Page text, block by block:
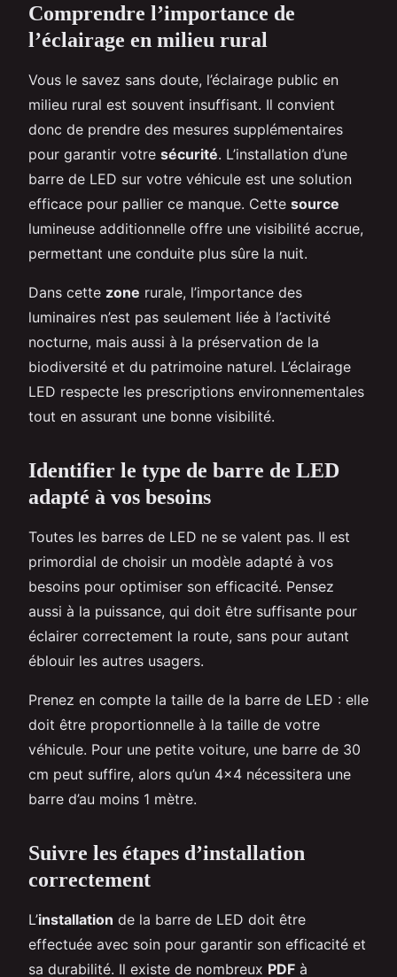
Comprendre l’importance de
l’éclairage en milieu rural
Vous le savez sans doute, l’éclairage public en
milieu rural est souvent insuffisant. Il convient
donc de prendre des mesures supplémentaires
pour garantir votre sécurité. L’installation d’une
barre de LED sur votre véhicule est une solution
efficace pour pallier ce manque. Cette source
lumineuse additionnelle offre une visibilité accrue,
permettant une conduite plus sûre la nuit.
Dans cette zone rurale, l’importance des
luminaires n’est pas seulement liée à l’activité
nocturne, mais aussi à la préservation de la
biodiversité et du patrimoine naturel. L’éclairage
LED respecte les prescriptions environnementales
tout en assurant une bonne visibilité.
Identifier le type de barre de LED
adapté à vos besoins
Toutes les barres de LED ne se valent pas. Il est
primordial de choisir un modèle adapté à vos
besoins pour optimiser son efficacité. Pensez
aussi à la puissance, qui doit être suffisante pour
éclairer correctement la route, sans pour autant
éblouir les autres usagers.
Prenez en compte la taille de la barre de LED : elle
doit être proportionnelle à la taille de votre
véhicule. Pour une petite voiture, une barre de 30
cm peut suffire, alors qu’un 4×4 nécessitera une
barre d’au moins 1 mètre.
Suivre les étapes d’installation
correctement
L’installation de la barre de LED doit être
effectuée avec soin pour garantir son efficacité et
sa durabilité. Il existe de nombreux PDF à